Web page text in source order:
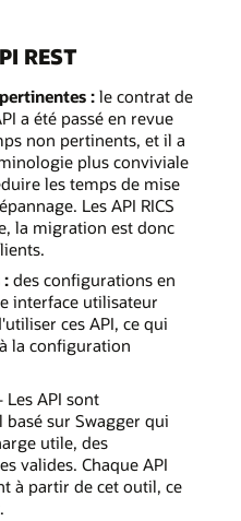
REST
:le contrat de
a été passé en revue
non pertinents, et il a
plus conviviale
les temps de mise
Les API RICS
la migration est donc
des configurations en
interface utilisateur
ces API, ce qui
la configuration
API sont
sur Swagger qui
utile, des
valides. Chaque API
à partir de cet outil, ce